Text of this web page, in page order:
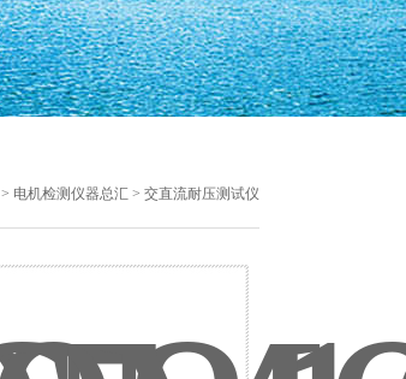
> 电机检测仪器总汇 > 交直流耐压测试仪